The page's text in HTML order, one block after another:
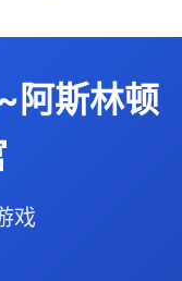
阿斯林顿
戏